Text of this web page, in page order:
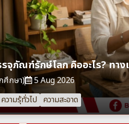
รจุภัณฑ์รักษ์โลก คืออะไร? ท
ศึกษา)
5 Aug 2026
ความรุ้ทั่วไป ความสะอาด